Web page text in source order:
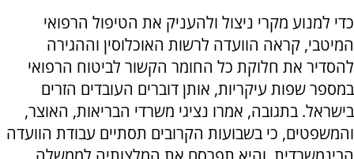
כדי למנוע מקרי ניצול ולהעניק את הטיפול הרפואי
המיטבי, קראה הוועדה לרשות האוכלוסין וההגירה
להסדיר את חלוקת כל החומר הקשור לביטוח הרפואי
במספר שפות עיקריות, אותן דוברים העובדים הזרים
בישראל. בתגובה, אמרו נציגי משרדי הבריאות, האוצר,
והמשפטים, כי בשבועות הקרובים תסתיים עבודת הוועדה